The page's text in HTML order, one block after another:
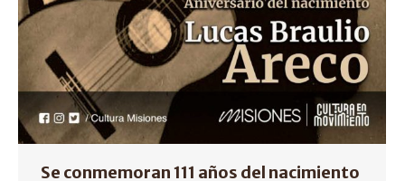
Se conmemoran 111 años del nacimiento